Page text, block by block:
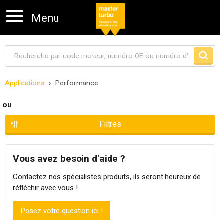
Menu
Sauter la navigation
Applications Performance
ou
Filtres
Vous avez besoin d'aide ?
Contactez nos spécialistes produits, ils seront heureux de
réfléchir avec vous !
Posez votre question ici !